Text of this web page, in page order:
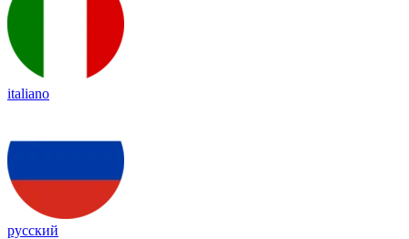
italiano
русский